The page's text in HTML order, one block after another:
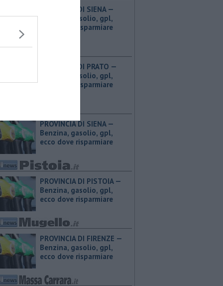
PROVINCIA DI SIENA — ​
Benzina, gasolio, gpl,
ecco dove risparmiare
PROVINCIA DI PRATO — ​
Benzina, gasolio, gpl,
ecco dove risparmiare
PROVINCIA DI SIENA — ​
Benzina, gasolio, gpl,
ecco dove risparmiare
PROVINCIA DI PISTOIA — ​
Benzina, gasolio, gpl,
ecco dove risparmiare
PROVINCIA DI FIRENZE — ​
Benzina, gasolio, gpl,
ecco dove risparmiare